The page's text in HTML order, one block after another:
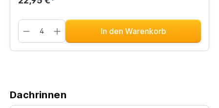
In den Warenkorb
Dachrinnen